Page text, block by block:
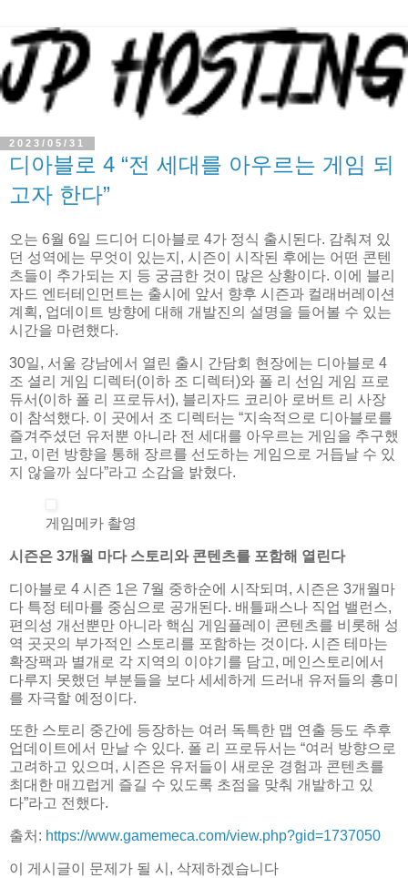
2023/05/31
디아블로 4 “전 세대를 아우르는 게임 되
고자 한다”
오는 6월 6일 드디어 디아블로 4가 정식 출시된다. 감춰져 있
던 성역에는 무엇이 있는지, 시즌이 시작된 후에는 어떤 콘텐
츠들이 추가되는 지 등 궁금한 것이 많은 상황이다. 이에 블리
자드 엔터테인먼트는 출시에 앞서 향후 시즌과 컬래버레이션
계획, 업데이트 방향에 대해 개발진의 설명을 들어볼 수 있는
시간을 마련했다.
30일, 서울 강남에서 열린 출시 간담회 현장에는 디아블로 4
조 셜리 게임 디렉터(이하 조 디렉터)와 폴 리 선임 게임 프로
듀서(이하 폴 리 프로듀서), 블리자드 코리아 로버트 리 사장
이 참석했다. 이 곳에서 조 디렉터는 “지속적으로 디아블로를
즐겨주셨던 유저뿐 아니라 전 세대를 아우르는 게임을 추구했
고, 이런 방향을 통해 장르를 선도하는 게임으로 거듭날 수 있
지 않을까 싶다”라고 소감을 밝혔다.
게임메카 촬영
시즌은 3개월 마다 스토리와 콘텐츠를 포함해 열린다
디아블로 4 시즌 1은 7월 중하순에 시작되며, 시즌은 3개월마
다 특정 테마를 중심으로 공개된다. 배틀패스나 직업 밸런스,
편의성 개선뿐만 아니라 핵심 게임플레이 콘텐츠를 비롯해 성
역 곳곳의 부가적인 스토리를 포함하는 것이다. 시즌 테마는
확장팩과 별개로 각 지역의 이야기를 담고, 메인스토리에서
다루지 못했던 부분들을 보다 세세하게 드러내 유저들의 흥미
를 자극할 예정이다.
또한 스토리 중간에 등장하는 여러 독특한 맵 연출 등도 추후
업데이트에서 만날 수 있다. 폴 리 프로듀서는 “여러 방향으로
고려하고 있으며, 시즌은 유저들이 새로운 경험과 콘텐츠를
최대한 매끄럽게 즐길 수 있도록 초점을 맞춰 개발하고 있
다”라고 전했다.
출처: https://www.gamemeca.com/view.php?gid=1737050
이 게시글이 문제가 될 시, 삭제하겠습니다